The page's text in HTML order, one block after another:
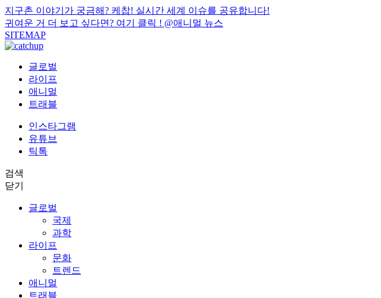
지구촌 이야기가 궁금해? 케찹! 실시간 세계 이슈를 공유합니다!
귀여운 거 더 보고 싶다면? 여기 클릭 ! @애니멀 뉴스
SITEMAP
글로벌
라이프
애니멀
트래블
인스타그램
유튜브
틱톡
검색
닫기
글로벌
국제
과학
라이프
문화
트렌드
애니멀
트래블